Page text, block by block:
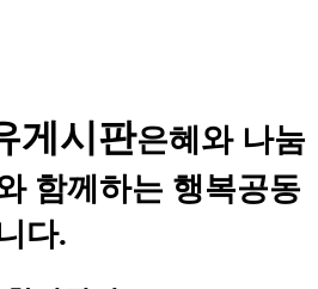
게시판은혜와 나눔
함께하는 행복공동
다.